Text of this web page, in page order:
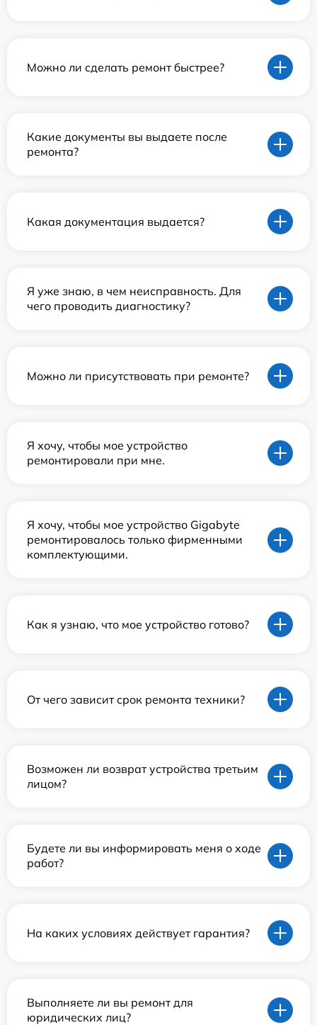
Можно ли сделать ремонт быстрее?
Какие документы вы выдаете после
ремонта?
Какая документация выдается?
Я уже знаю, в чем неисправность. Для
чего проводить диагностику?
Можно ли присутствовать при ремонте?
Я хочу, чтобы мое устройство
ремонтировали при мне.
Я хочу, чтобы мое устройство Gigabyte
ремонтировалось только фирменными
комплектующими.
Как я узнаю, что мое устройство готово?
От чего зависит срок ремонта техники?
Возможен ли возврат устройства третьим
лицом?
Будете ли вы информировать меня о ходе
работ?
На каких условиях действует гарантия?
Выполняете ли вы ремонт для
юридических лиц?